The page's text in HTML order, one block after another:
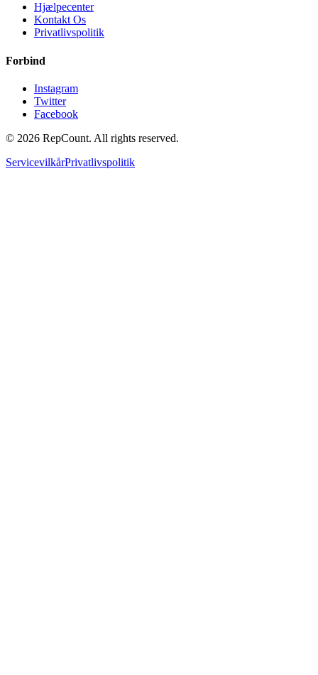
Hjælpecenter
Kontakt Os
Privatlivspolitik
Forbind
Instagram
Twitter
Facebook
© 2026 RepCount. All rights reserved.
ServicevilkårPrivatlivspolitik